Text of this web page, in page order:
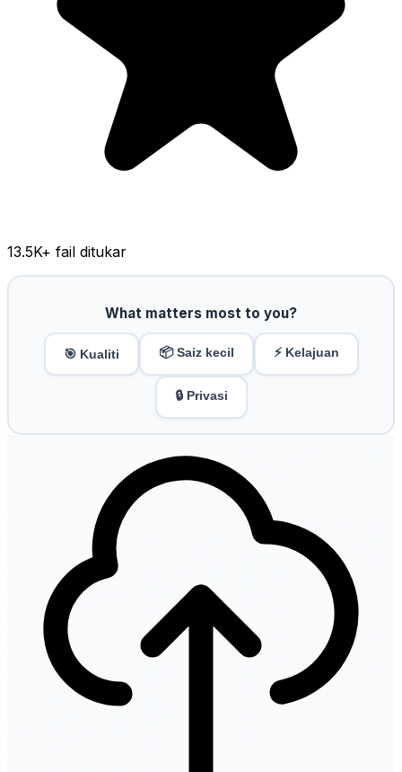
13.5K+ fail ditukar
What matters most to you?
🎯 Kualiti 📦 Saiz kecil ⚡ Kelajuan
🔒 Privasi